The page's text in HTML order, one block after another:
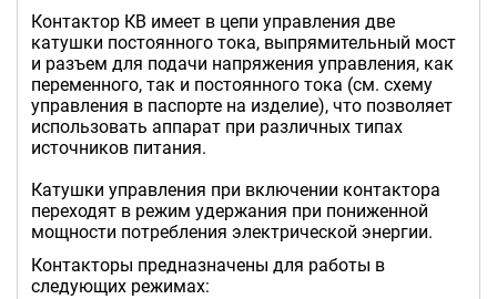
Контактор КВ имеет в цепи управления две
катушки постоянного тока, выпрямительный мост
и разъем для подачи напряжения управления, как
переменного, так и постоянного тока (см. схему
управления в паспорте на изделие), что позволяет
использовать аппарат при различных типах
источников питания.
Катушки управления при включении контактора
переходят в режим удержания при пониженной
мощности потребления электрической энергии.
Контакторы предназначены для работы в
следующих режимах: